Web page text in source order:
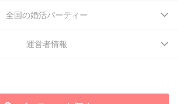
全国の婚活パーティー
運営者情報